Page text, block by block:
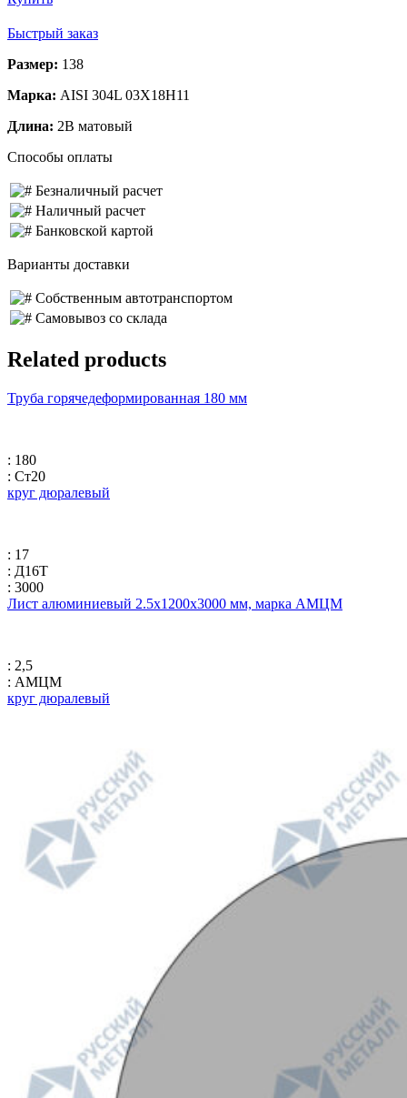
Быстрый заказ
Размер: 138
Марка: AISI 304L 03Х18Н11
Длина: 2B матовый
Способы оплаты
Безналичный расчет
Наличный расчет
Банковской картой
Варианты доставки
Собственным автотранспортом
Самовывоз со склада
Related products
Труба горячедеформированная 180 мм
: 180
: Ст20
круг дюралевый
: 17
: Д16Т
: 3000
Лист алюминиевый 2.5х1200х3000 мм, марка АМЦМ
: 2,5
: АМЦМ
круг дюралевый